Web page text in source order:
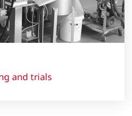
and trials